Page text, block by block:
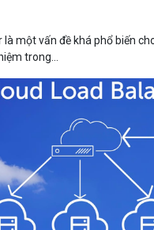
là một vấn đề khá phổ biến
trong...